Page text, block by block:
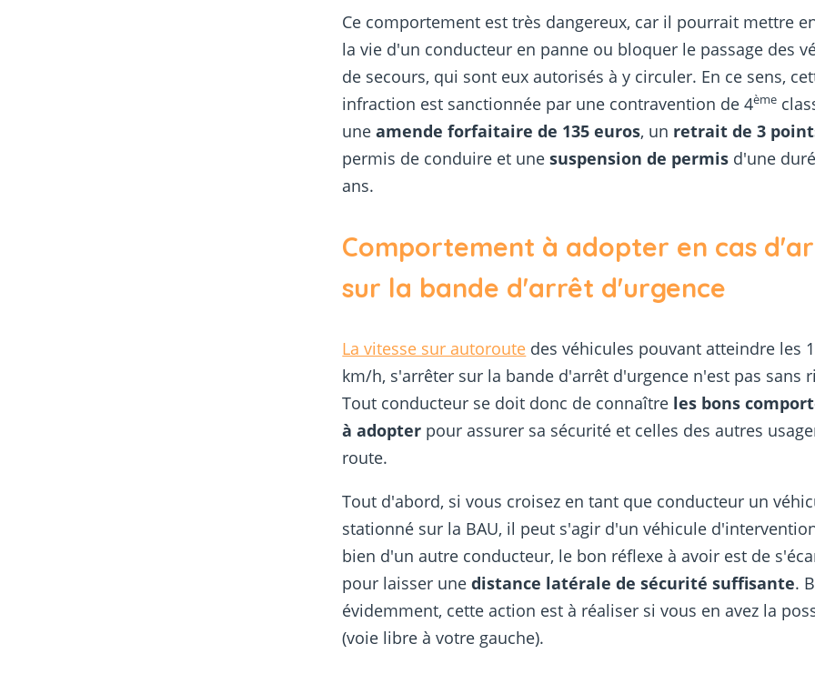
Ce comportement est très dangereux, car il pourrait mettre
la vie d'un conducteur en panne ou bloquer le passage des
de secours, qui sont eux autorisés à y circuler. En ce sens,
infraction est sanctionnée par une contravention de 4ème
uneamende forfaitaire de 135 euros, un retrait de 3
permis de conduire et unesuspension de permis d'une
ans.
Comportement à adopter en cas
sur la bande d'arrêt d'urgence
La vitesse sur autoroute des véhicules pouvant atteindre les
km/h, s'arrêter sur la bande d'arrêt d'urgence n'est pas sans
Tout conducteur se doit donc de connaître les bons
à adopter pour assurer sa sécurité et celles des autres
route.
Tout d'abord, si vous croisez en tant que conducteur un
stationné sur la BAU, il peut s'agir d'un véhicule
bien d'un autre conducteur, le bon réflexe à avoir est de
pour laisser unedistance latérale de sécurité suffisante.
évidemment, cette action est à réaliser si vous en avez la
(voie libre à votre gauche).